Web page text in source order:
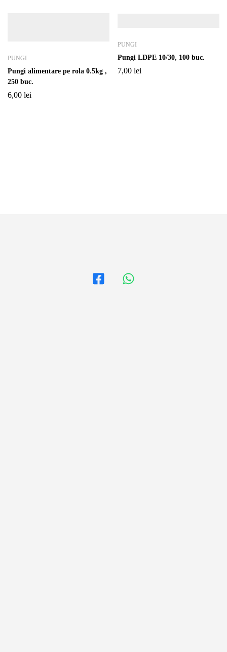
PUNGI
Pungi alimentare pe rola 0.5kg ,
250 buc.
6,00 lei
PUNGI
Pungi LDPE 10/30, 100 buc.
7,00 lei